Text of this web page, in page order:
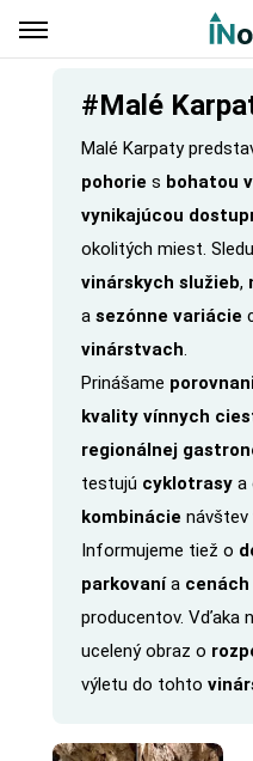
#Malé
Malé Karpaty
pohorie s bohatou
vynikajúcou
okolitých miest.
vinárskych služieb,
a sezónne variácie
vinárstvach.
Prinášame
kvality vínnych
regionálnej
testujú cyklotrasya
kombinácie návštev
Informujeme tiež o
parkovanía cenách
producentov. Vďaka
ucelený obraz o
výletu do tohto